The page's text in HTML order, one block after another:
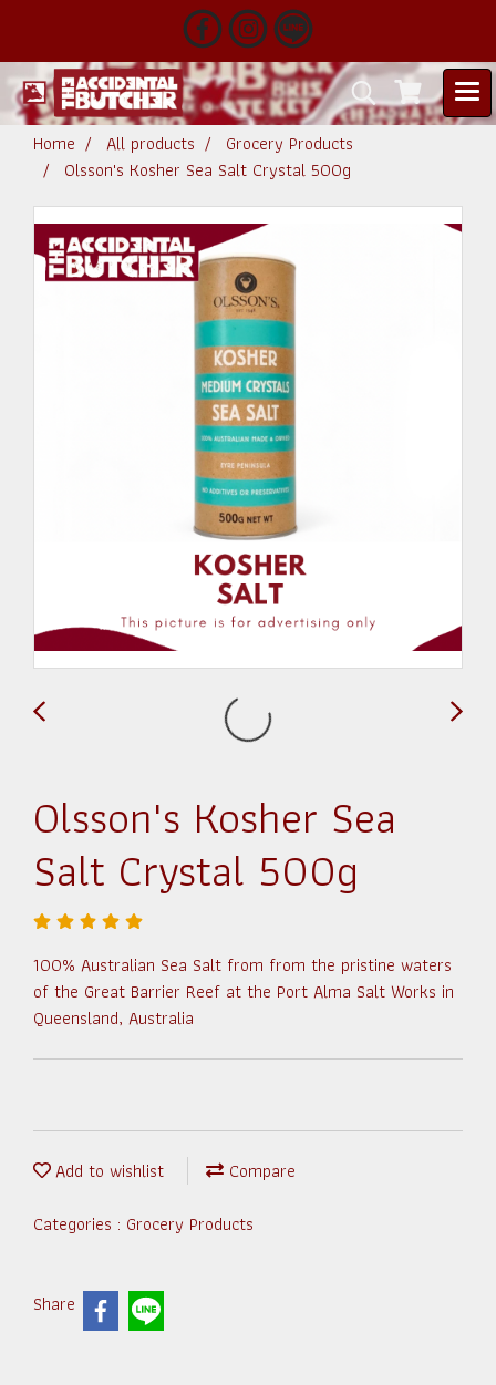
Home All products
Grocery Products
Olsson's Kosher Sea Salt Crystal 500g
Olsson's Kosher Sea
Salt Crystal 500g
100% Australian Sea Salt from from the pristine waters
of the Great Barrier Reef at the Port Alma Salt Works in
Queensland, Australia
Add to wishlist
Compare
Categories : Grocery Products
Share